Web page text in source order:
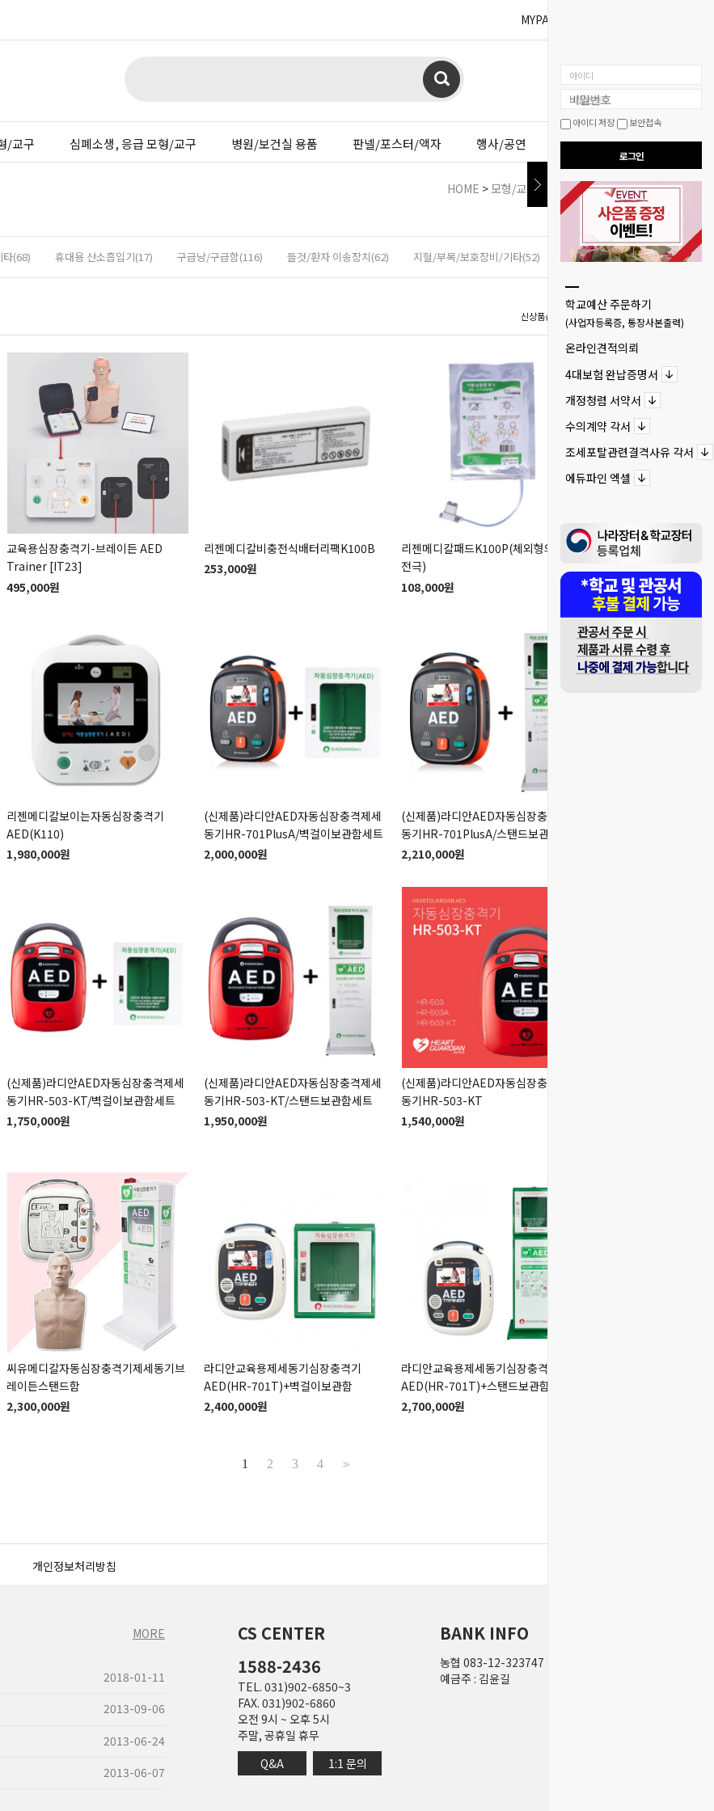
MYPAGE
/교구 심폐소생, 응급 모형/교구 병원/보건실 용품 판넬/포스터/액자 행사/공연 이젤샵
아이디
비밀번호
아이디 저장
보안접속
로그인
학교예산 주문하기
(사업자등록증, 통장사본출력)
온라인견적의뢰
4대보험 완납증명서
개정청렴 서약서
수의계약 각서
조세포탈관련결격사유 각서
에듀파인 엑셀
HOME > 모형/교구> 심폐소생, 응급 모형/교구>제세동
(68) 휴대용 산소흡입기(17) 구급낭/구급함(116) 들것/환자 이송장치(62) 지혈/부목/보호장비/기타(52)
신상품순 인기상품순 낮은가격순
교육용심장충격기-브레이든 AED
Trainer [IT23]
495,000원
리젠메디칼비충전식배터리팩K100B
253,000원
리젠메디칼패드K100P(체외형의료용
전극)
108,000원
리젠메디칼보이는자동
2,420,000원
리젠메디칼보이는자동심장충격기
AED(K110)
1,980,000원
(신제품)라디안AED자동심장충격제세
동기HR-701PlusA/벽걸이보관함세트
2,000,000원
(신제품)라디안AED자동심장충격제세
동기HR-701PlusA/스탠드보관함세트
2,210,000원
(신제품)라디안AED자동심장충격제세
동기HR-503-KT/벽걸이보관함세트
1,750,000원
(신제품)라디안AED자동심장충격제세
동기HR-503-KT/스탠드보관함세트
1,950,000원
(신제품)라디안AED자동심장충격제세
동기HR-503-KT
1,540,000원
씨유메디칼자동심장충격기제세동기브
레이든스탠드함
2,300,000원
라디안교육용제세동기심장충격기
AED(HR-701T)+벽걸이보관함
2,400,000원
라디안교육용제세동기심장충격기
AED(HR-701T)+스탠드보관함
2,700,000원
1 2 3 4 >>
개인정보처리방침
MORE
2018-01-11
2013-09-06
2013-06-24
2013-06-07
CS CENTER
1588-2436
TEL. 031)902-6850~3
FAX. 031)902-6860
오전 9시 ~ 오후 5시
주말, 공휴일 휴무
Q&A
1:1 문의
BANK INFO
농협 083-12-323747
예금주 : 김윤길